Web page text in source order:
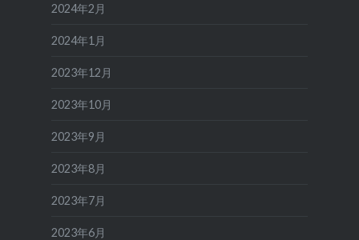
2024年2月
2024年1月
2023年12月
2023年10月
2023年9月
2023年8月
2023年7月
2023年6月